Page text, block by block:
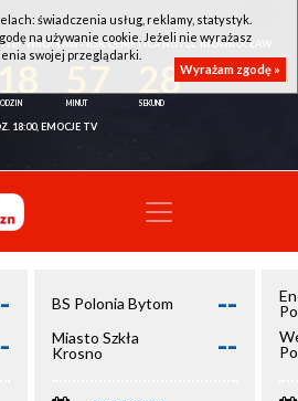
WROCŁAW - KSK QEMETICA NOTEĆ INOWROCŁAW
28
18:00, EMOCJE TV
BS Polonia Bytom --
Miasto Szkła
Krosno
--
świadczenia usług, reklamy, statystyk.
na używanie cookie. Jeżeli nie wyrażasz
swojej przeglądarki.
Wyrażam zgodę »